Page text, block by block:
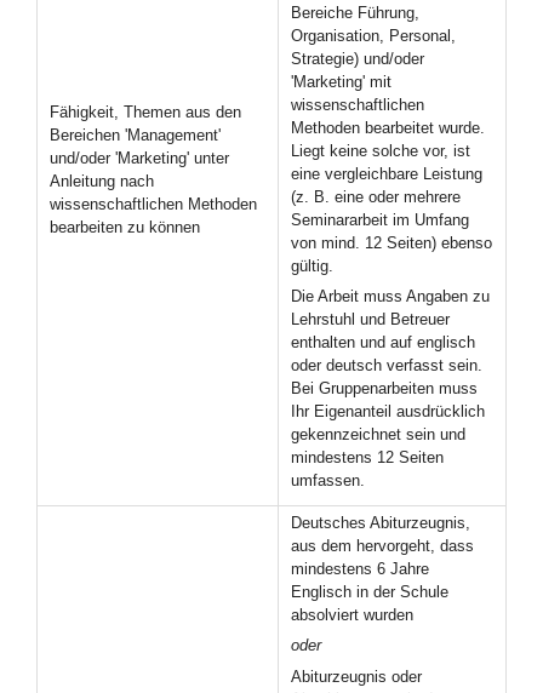
Fähigkeit, Themen aus den
Bereichen 'Management'
und/oder 'Marketing' unter
Anleitung nach
wissenschaftlichen Methoden
bearbeiten zu können
Bereiche Führung,
Organisation, Personal,
Strategie) und/oder
'Marketing' mit
wissenschaftlichen
Methoden bearbeitet wurde.
Liegt keine solche vor, ist
eine vergleichbare Leistung
(z. B. eine oder mehrere
Seminararbeit im Umfang
von mind. 12 Seiten) ebenso
gültig.
Die Arbeit muss Angaben zu
Lehrstuhl und Betreuer
enthalten und auf englisch
oder deutsch verfasst sein.
Bei Gruppenarbeiten muss
Ihr Eigenanteil ausdrücklich
gekennzeichnet sein und
mindestens 12 Seiten
umfassen.
Deutsches Abiturzeugnis,
aus dem hervorgeht, dass
mindestens 6 Jahre
Englisch in der Schule
absolviert wurden
oder
Abiturzeugnis oder